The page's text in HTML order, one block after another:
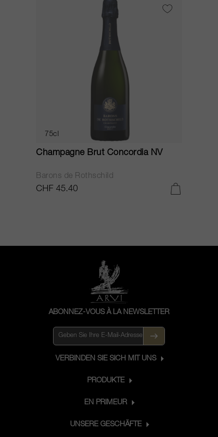
75cl
Champagne Brut Concordia NV
Barons de Rothschild
CHF 45.40
ABONNEZ-VOUS À LA NEWSLETTER
VERBINDEN SIE SICH MIT UNS
PRODUKTE
EN PRIMEUR
UNSERE GESCHÄFTE